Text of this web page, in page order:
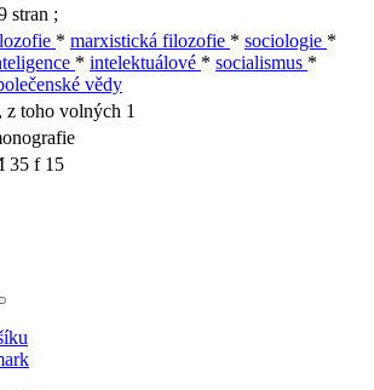
stran ;
* marxistická filozofie * sociologie *
* intelektuálové * socialismus *
vědy
z toho volných 1
35 f 15